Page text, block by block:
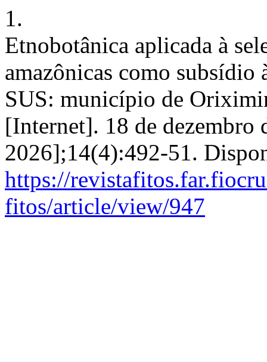
1.
Etnobotânica aplicada à
amazônicas como
SUS: município de
[Internet]. 18 de dezembro
2026];14(4):492-51.
https://
fitos/article/view/947